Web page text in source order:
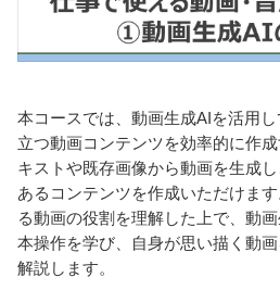
本コースでは、動画生成AIを活用
立つ動画コンテンツを効率的に作
キストや既存画像から動画を生成
あるコンテンツを作成いただけま
る動画の役割を理解した上で、動
本操作を学び、自身が思い描く動
解説します。